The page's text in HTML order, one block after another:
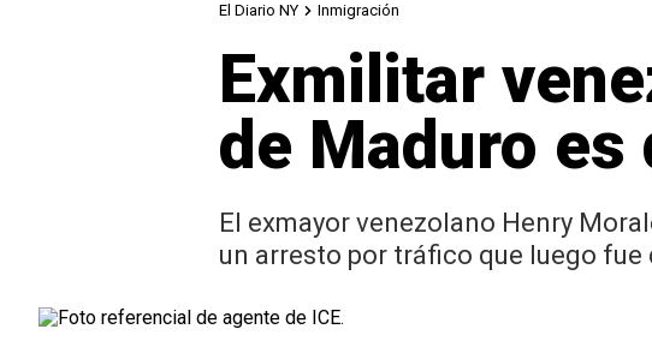
El Diario NY Inmigración
Exmilitar
de Maduro es
El exmayor venezolano Henry
un arresto por tráfico que luego fue